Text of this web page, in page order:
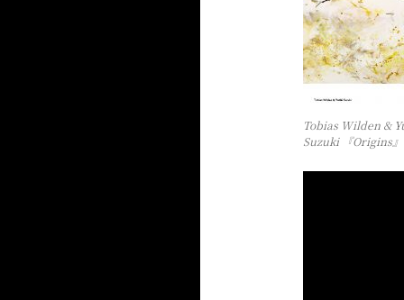
Tobias Wilden &
Suzuki 『Origins』